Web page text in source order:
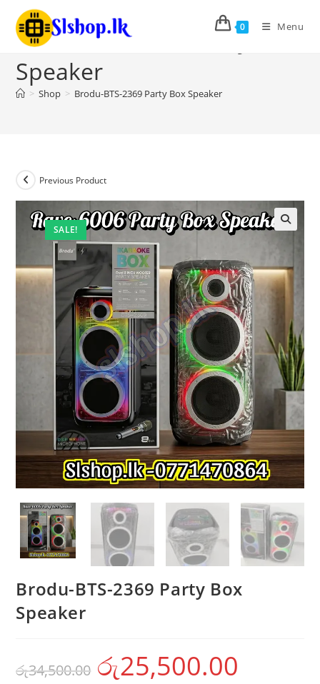
0 Menu
Brodu-BTS-2369 Party Box
Speaker
> Shop > Brodu-BTS-2369 Party Box Speaker
SALE!
Previous Product
Brodu-BTS-2369 Party Box
Speaker
රු34,500.00 රු25,500.00